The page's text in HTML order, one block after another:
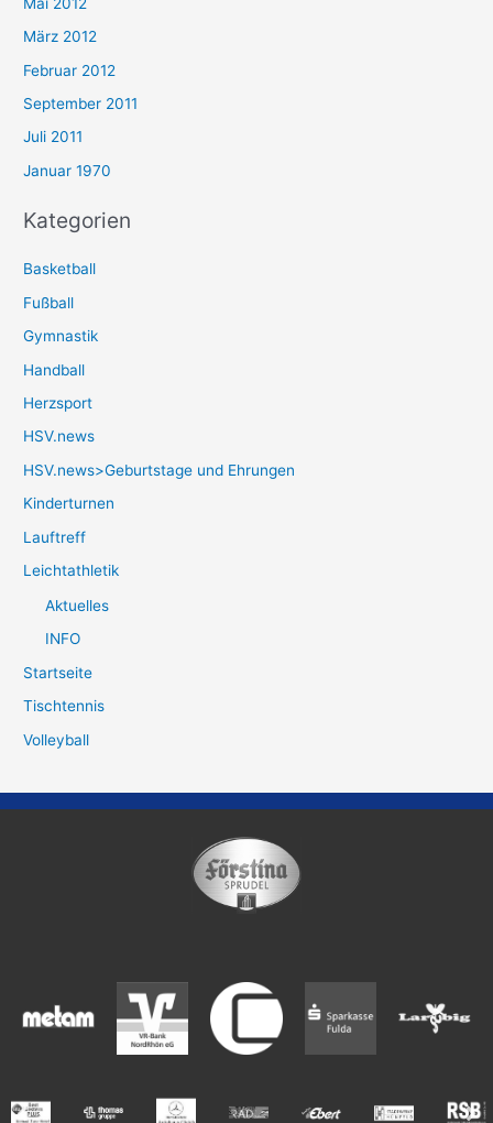
März 2012
Februar 2012
September 2011
Juli 2011
Januar 1970
Kategorien
Basketball
Fußball
Gymnastik
Handball
Herzsport
HSV.news
HSV.news>Geburtstage und Ehrungen
Kinderturnen
Lauftreff
Leichtathletik
Aktuelles
INFO
Startseite
Tischtennis
Volleyball